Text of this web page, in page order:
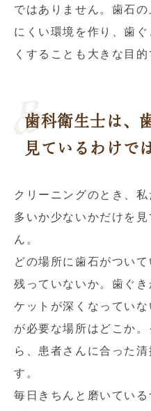
ではありません。歯石
にくい環境を作り、歯
くすることも大きな目的
歯科衛生士は、
見ているわけで
クリーニングのとき、
多いか少ないかだけを
ん。
どの場所に歯石がつい
残っていないか。歯ぐ
ケットが深くなってい
が必要な場所はどこか
ら、患者さんに合った
す。
毎日きちんと磨いてい